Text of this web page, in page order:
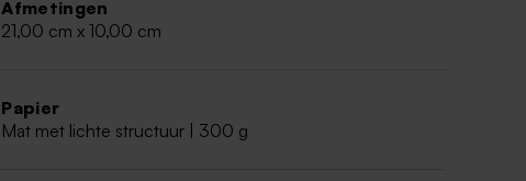
Afmetingen
21,00 cm x 10,00 cm
Papier
Mat met lichte structuur | 300 g